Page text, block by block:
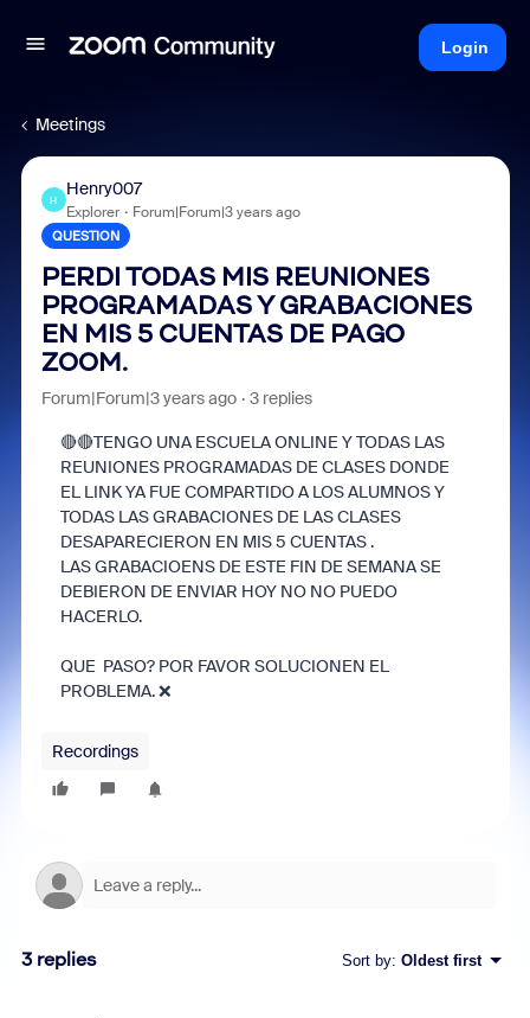
Login
Meetings
H
Henry007
Explorer Forum|Forum|3 years ago
QUESTION
PERDI TODAS MIS REUNIONES
PROGRAMADAS Y GRABACIONES
EN MIS 5 CUENTAS DE PAGO
ZOOM.
Forum|Forum|3 years ago 3 replies
🔴🔴TENGO UNA ESCUELA ONLINE Y TODAS LAS
REUNIONES PROGRAMADAS DE CLASES DONDE
EL LINK YA FUE COMPARTIDO A LOS ALUMNOS Y
TODAS LAS GRABACIONES DE LAS CLASES
DESAPARECIERON EN MIS 5 CUENTAS .
LAS GRABACIOENS DE ESTE FIN DE SEMANA SE
DEBIERON DE ENVIAR HOY NO NO PUEDO
HACERLO.
QUE PASO? POR FAVOR SOLUCIONEN EL
PROBLEMA. ❌
Recordings
3 replies Sort by: Oldest first